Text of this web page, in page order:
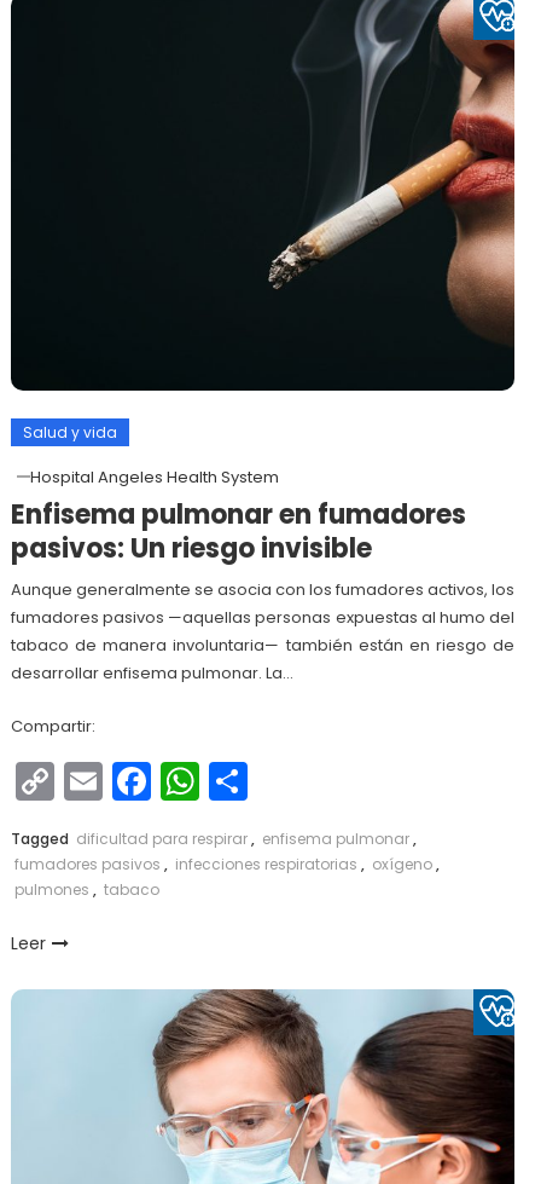
Salud y vida
Hospital Angeles Health System
Enfisema pulmonar en fumadores
pasivos: Un riesgo invisible
Aunque generalmente se asocia con los fumadores activos, los
fumadores pasivos —aquellas personas expuestas al humo del
tabaco de manera involuntaria— también están en riesgo de
desarrollar enfisema pulmonar. La…
Compartir:
Copy
Link
EmailFacebook
WhatsApp
Compartir
Tagged dificultad para respirar, enfisema pulmonar,
fumadores pasivos , infecciones respiratorias , oxígeno,
pulmones , tabaco
Leer